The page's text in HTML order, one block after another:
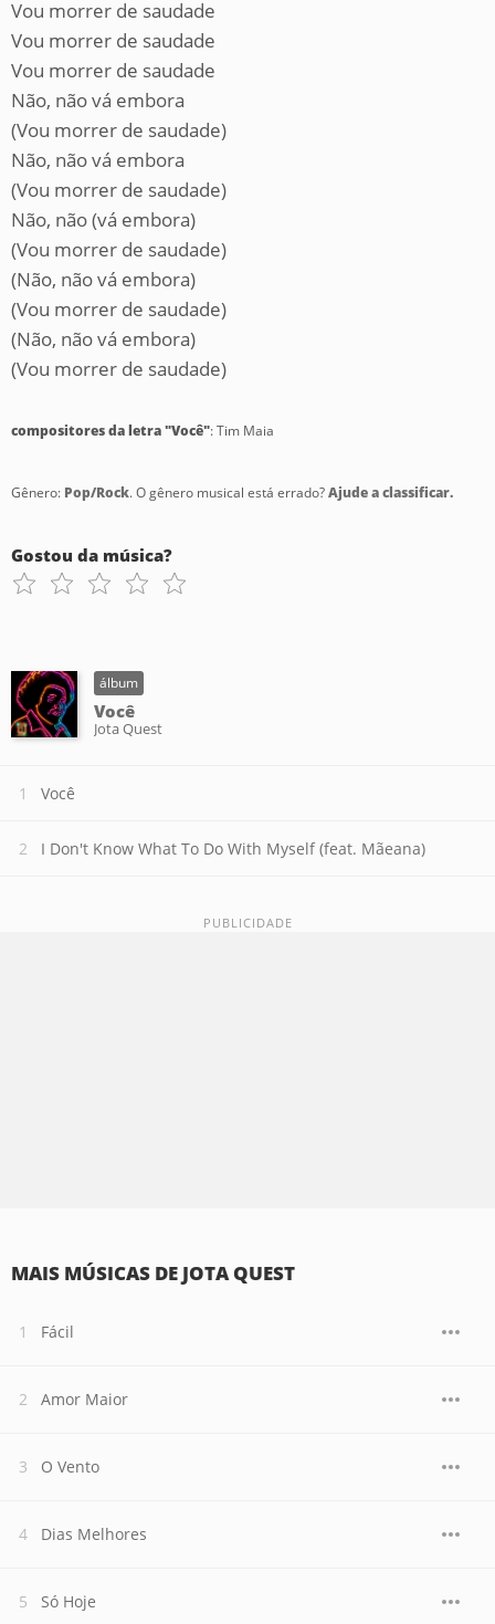
Vou morrer de saudade
Vou morrer de saudade
Vou morrer de saudade
Não, não vá embora
(Vou morrer de saudade)
Não, não vá embora
(Vou morrer de saudade)
Não, não (vá embora)
(Vou morrer de saudade)
(Não, não vá embora)
(Vou morrer de saudade)
(Não, não vá embora)
(Vou morrer de saudade)
compositores da letra "Você": Tim Maia
Gênero: Pop/Rock. O gênero musical está errado?Ajude a classificar.
Gostou da música?
álbum
Você
Jota Quest
Você
I Don't Know What To Do With Myself (feat. Mãeana)
MAIS MÚSICAS DE JOTA QUEST
Fácil
Amor Maior
O Vento
Dias Melhores
Só Hoje